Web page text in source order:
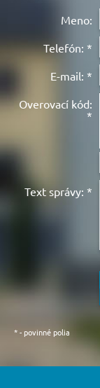
Meno:
Telefón: *
E-mail: *
Overovací kód:
*
Text správy: *
*- povinné polia